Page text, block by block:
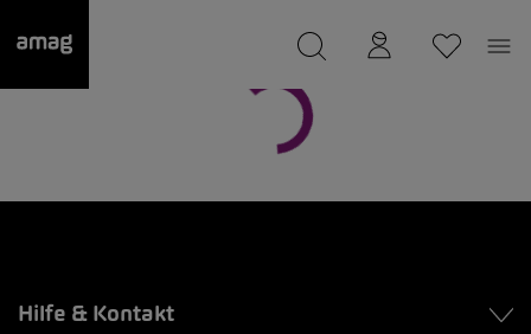
wurde als Ihre Garage gespeichert.
Hilfe & Kontakt